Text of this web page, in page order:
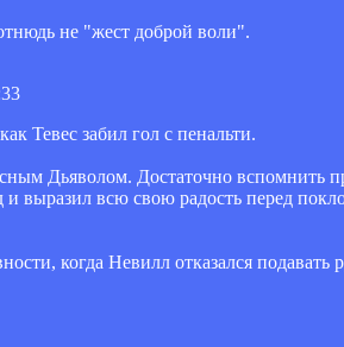
не "жест доброй воли".
Тевес забил гол с пенальти.
Дьяволом. Достаточно вспомнить
выразил всю свою радость перед
когда Невилл отказался